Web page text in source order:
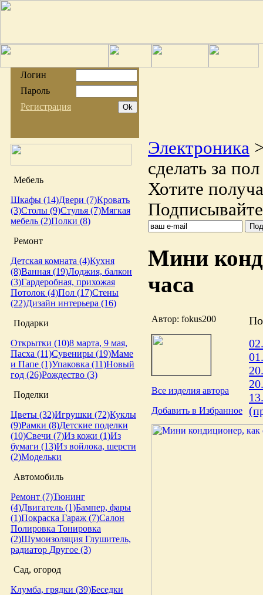
Логин
Пароль
Регистрация
Мебель
Шкафы (14)Двери (7)Кровать
(3)Столы (9)Стулья (7)Мягкая
мебель (2)Полки (8)
Ремонт
Детская комната (4)Кухня
(8)Ванная (19)Лоджия, балкон
(3)Гардеробная, прихожая
Потолок (4)Пол (17)Стены
(22)Дизайн интерьера (16)
Подарки
Открытки (10)8 марта, 9 мая,
Пасха (11)Сувениры (19)Маме
и Папе (1)Упаковка (11)Новый
год (26)Рождество (3)
Поделки
Цветы (32)Игрушки (72)Куклы
(9)Рамки (8)Детские поделки
(10)Свечи (7)Из кожи (1)Из
бумаги (13)Из войлока, шерсти
(2)Модельки
Автомобиль
Ремонт (7)Тюнинг
(4)Двигатель (1)Бампер, фары
(1)Покраска Гараж (7)Салон
Полировка Тонировка
(2)Шумоизоляция Глушитель,
радиатор Другое (3)
Сад, огород
Клумба, грядки (39)Беседки
Электроника
сделать за
Хотите
Мини
часа
Автор: fokus200
Все изделия автора
Добавить в Избранное